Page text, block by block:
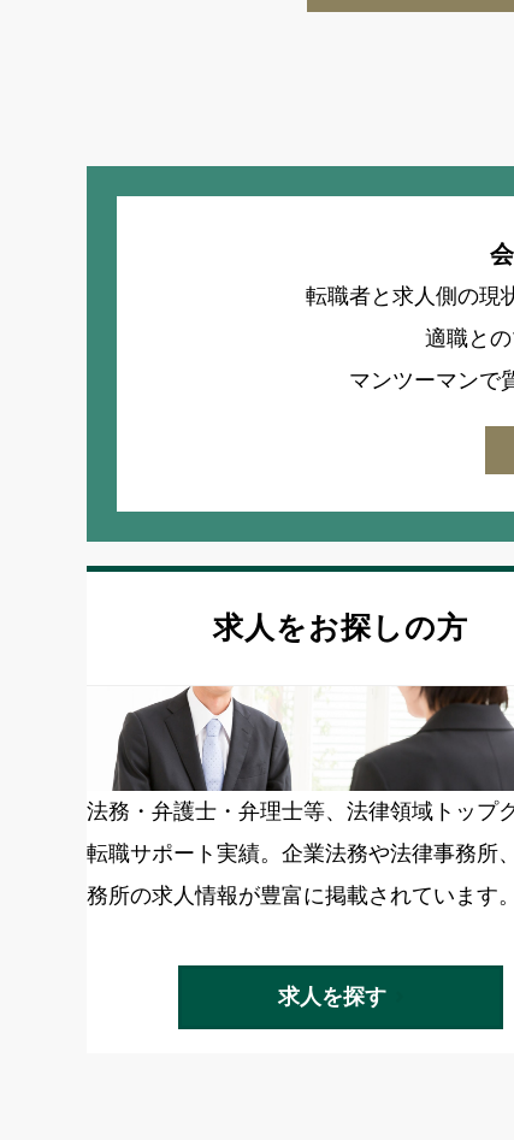
転職者と求人側の現
適職と
マンツーマンで
求人をお探しの方
法務・弁護士・弁理士等、法律領域トップ
転職サポート実績。企業法務や法律事務所
務所の求人情報が豊富に掲載されています。
求人を探す